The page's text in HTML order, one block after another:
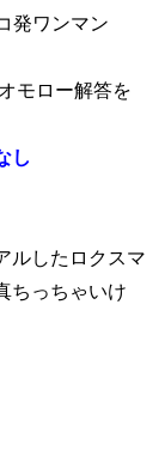
発ワンマン
モロー解答を
し
ルしたロクスマ
ちっちゃいけ